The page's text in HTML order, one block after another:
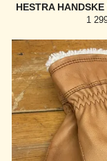
HESTRA
1